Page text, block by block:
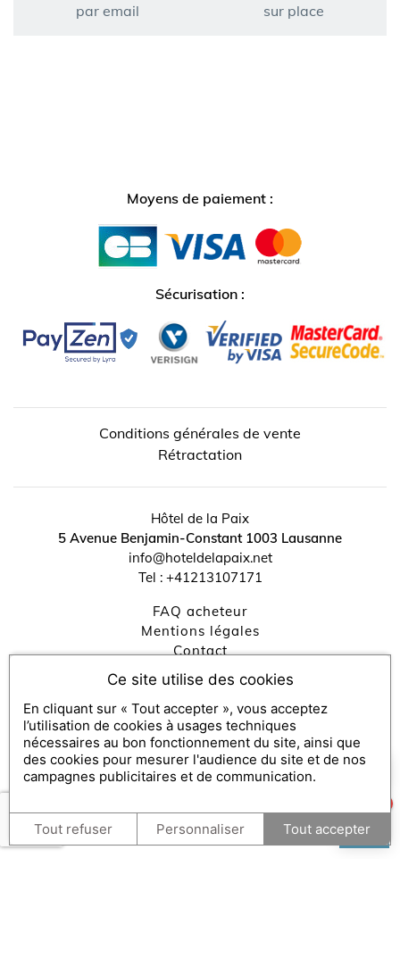
par email
sur place
Moyens de paiement :
Sécurisation :
Conditions générales de vente
Rétractation
Hôtel de la Paix
5 Avenue Benjamin-Constant 1003 Lausanne
info@hoteldelapaix.net
Tel : +41213107171
FAQ acheteur
Mentions légales
contact
Politique de Confidentialité
Gestion des cookies
Échanger / consulter mon bon et FAQ bénéficiaire
Engagements RSE
coffrets cadeaux
Partenaires médias :SecretBox
Comment puis-je vous aider ?
Ce site utilise des cookies
En cliquant sur « Tout accepter », vous acceptez
l’utilisation de cookies à usages techniques
nécessaires au bon fonctionnement du site, ainsi que
des cookies pour mesurer l'audience du site et de nos
campagnes publicitaires et de communication.
Tout refuser Personnaliser Tout accepter